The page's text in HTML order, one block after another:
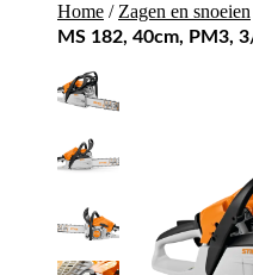
Home / Zagen en snoeien
MS 182, 40cm, PM3,